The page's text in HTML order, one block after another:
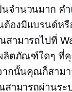
นจำนวนมาก ค
องมีแบรนด์หรื
ามารถไปที่
ลิตภัณฑ์ใดๆ ที่
ากนั้นคุณก็สาม
สามารถผ่านระ